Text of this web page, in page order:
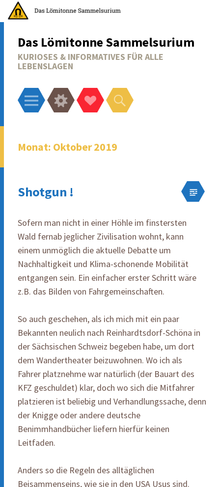
Das Lömitonne Sammelsurium
KURIOSES & INFORMATIVES FÜR ALLE
LEBENSLAGEN
Menü WidgetsSocial-
Links
Suchen
Monat: Oktober 2019
Shotgun !
Sofern man nicht in einer Höhle im finstersten
Wald fernab jeglicher Zivilisation wohnt, kann
einem unmöglich die aktuelle Debatte um
Nachhaltigkeit und Klima-schonende Mobilität
entgangen sein. Ein einfacher erster Schritt wäre
z.B. das Bilden von Fahrgemeinschaften.
So auch geschehen, als ich mich mit ein paar
Bekannten neulich nach Reinhardtsdorf-Schöna in
der Sächsischen Schweiz begeben habe, um dort
dem Wandertheater beizuwohnen. Wo ich als
Fahrer platznehme war natürlich (der Bauart des
KFZ geschuldet) klar, doch wo sich die Mitfahrer
platzieren ist beliebig und Verhandlungssache, denn
der Knigge oder andere deutsche
Benimmhandbücher liefern hierfür keinen
Leitfaden.
Anders so die Regeln des alltäglichen
Beisammenseins, wie sie in den USA Usus sind.